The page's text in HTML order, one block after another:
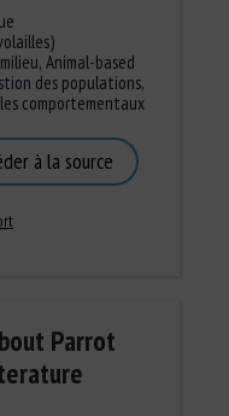
, Animal-based
des populations,
comportementaux
à la source
Parrot